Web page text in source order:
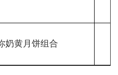
奶黄月饼组合